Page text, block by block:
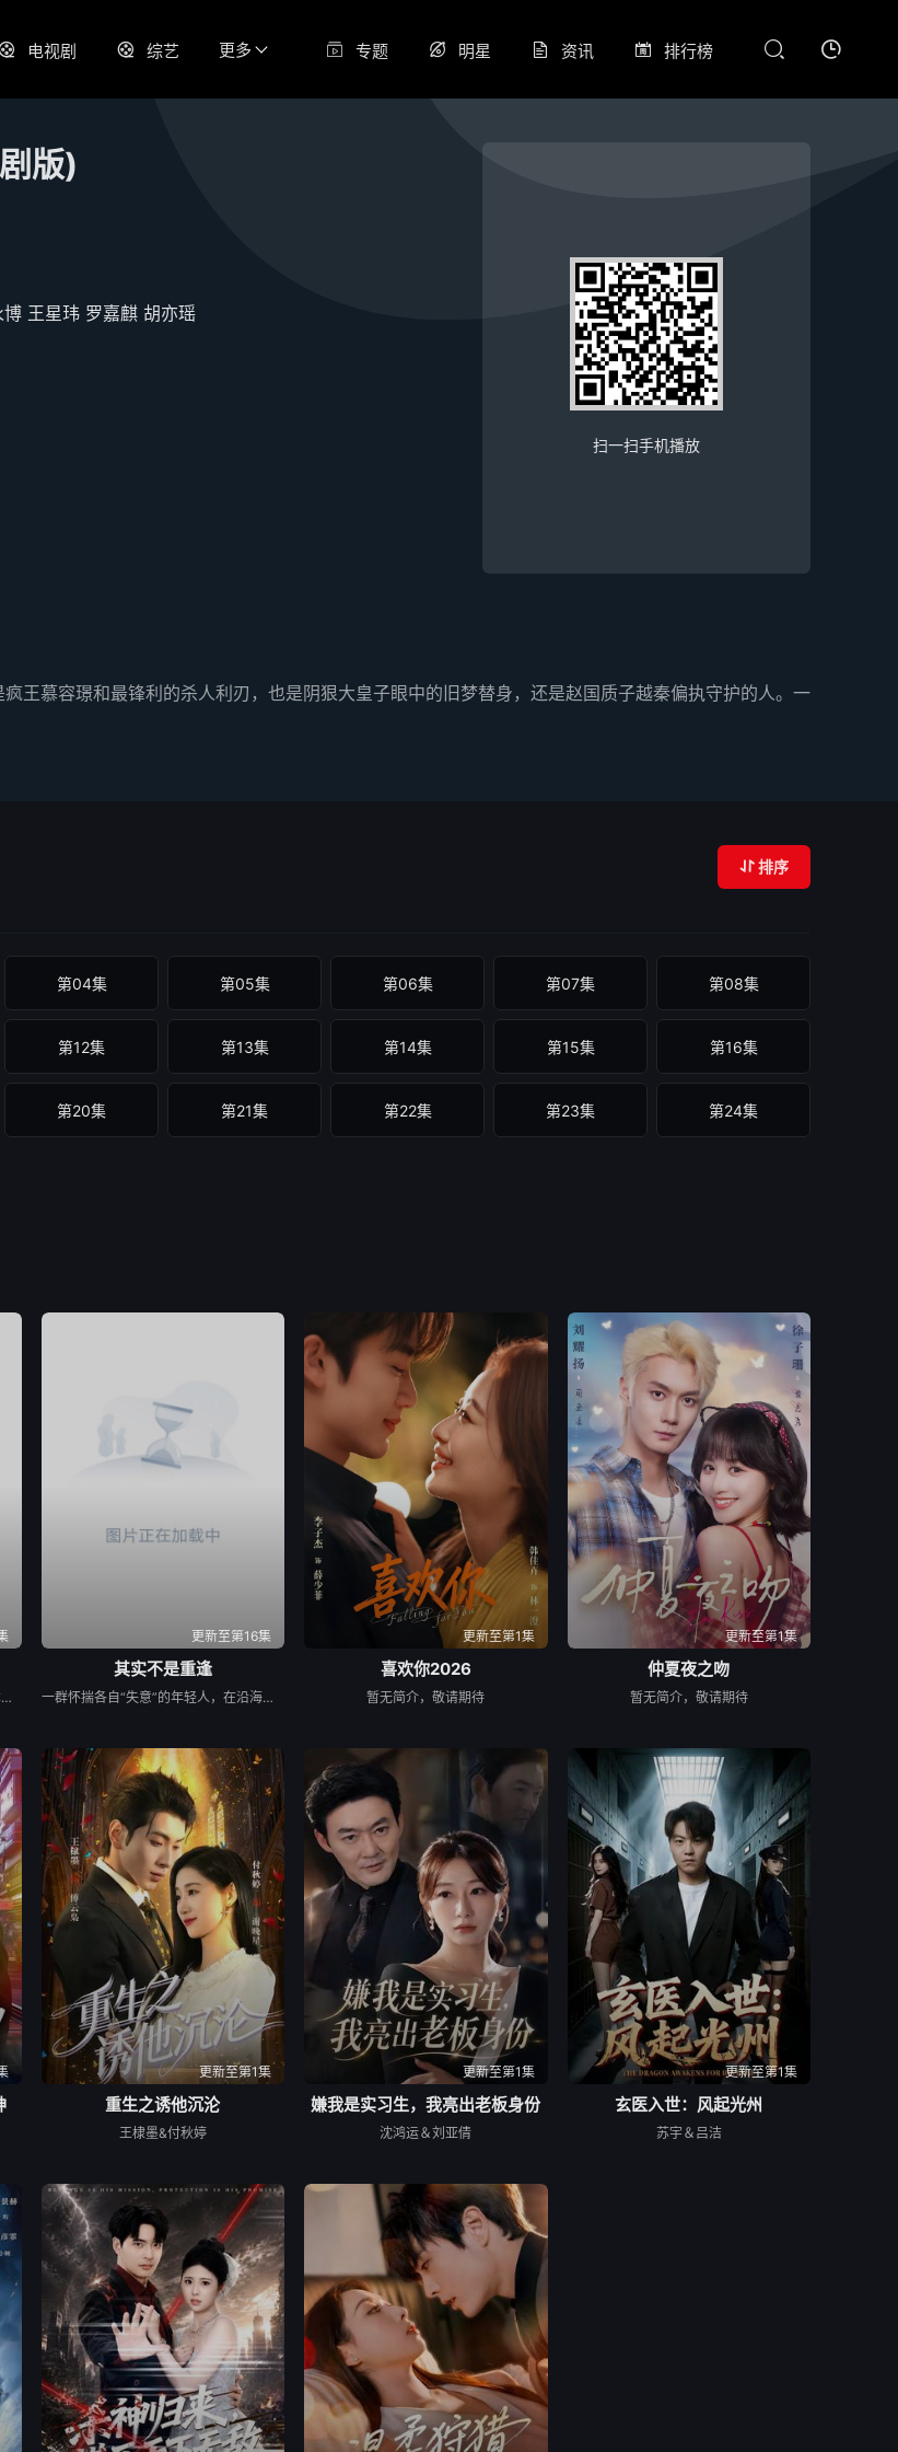
电视剧 综艺 更多 专题 明星 资讯 排行榜
版)
博 王星玮 罗嘉麒 胡亦瑶
扫一扫手机播放
王慕容璟和最锋利的杀人利刃，也是阴狠大皇子眼中的旧梦替身，还是赵国质子越秦偏执守护的人。一
排序
第04集 第05集 第06集 第07集 第08集
第12集 第13集 第14集 第15集 第16集
第20集 第21集 第22集 第23集 第24集
苏木继承了失踪父亲留下的白事馆，本想低调扎纸维生，却因一具流血的新娘纸人卷入了一场跨越十年的惊天阴谋。这纸人身上，竟贴着父亲消失前的绝命符箓。为了寻找父亲，苏木手持家传罗盘，独闯古镇鬼婚宴，掌扇招魂神棍。深陷租界纸域大楼，反杀吸血资本家。最终踏入生人勿近的封门村，揭开百人活尸背后的血泪冤案。随着三块罗盘碎片合一，当年的背叛者，父亲的结拜兄弟王叔现身夺宝。王叔布下万怨噬魂阵，欲将苏木炼成杀戮傀儡。生死关头，苏木觉醒苏家至高血脉，融合父亲残魂，引九霄神雷荡平邪祟。你以为苏家扎的是纸，不，扎的是这世间的公道。从此，苏木手持罗盘，行走阴阳，开启了一段热血又诡异的捉鬼传奇。
更新至第16集
其实不是重逢
一群怀揣各自“失意”的年轻人，在沿海小城南安相遇相知，他们决心各展所长创办旅行社。他们以当地的特色人文与美食为引，用真诚与创意打动游客。尽管在创业路上笑料百出，但他们也渐渐褪去青涩，逐渐打响“成功旅行社”的品牌。从“冤家”互怼到甜蜜携手，“成功小分队”不仅在南安扎根了事业，更收获了惺惺相惜的友情与双向奔赴的爱情。
更新至第1集
喜欢你2026
暂无简介，敬请期待
更新至第1集
仲夏夜之吻
暂无简介，敬请期待
更新至第1集
重生之诱他沉沦
王棣墨&付秋婷
更新至第1集
嫌我是实习生，我亮出老板身份
沈鸿运＆刘亚倩
更新至第1集
玄医入世：风起光州
苏宇＆吕洁